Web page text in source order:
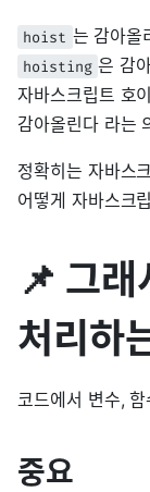
hoist 는 감아올
hoisting 은 감
자바스크립트 호
감아올린다 라는
정확히는 자바스
어떻게 자바스크
📌 그래
처리하
코드에서 변수,
중요